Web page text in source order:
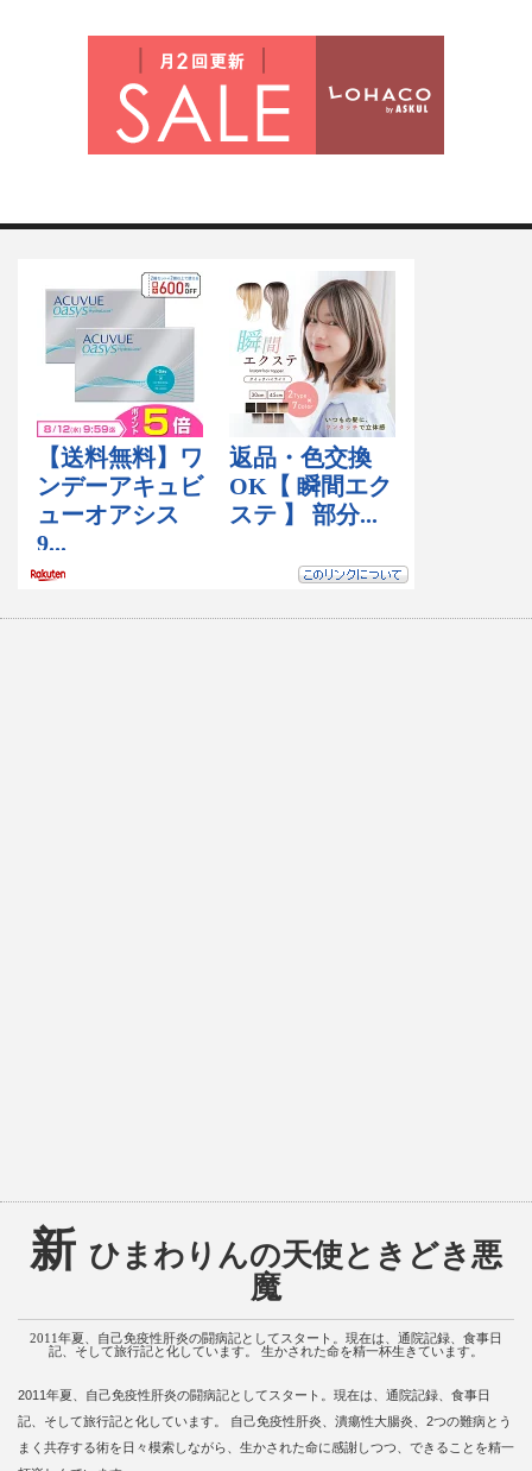
新 ひまわりんの天使ときどき悪
魔
2011年夏、自己免疫性肝炎の闘病記としてスタート。現在は、通院記録、食事日
記、そして旅行記と化しています。 生かされた命を精一杯生きています。
2011年夏、自己免疫性肝炎の闘病記としてスタート。現在は、通院記録、食事日
記、そして旅行記と化しています。 自己免疫性肝炎、潰瘍性大腸炎、2つの難病とう
まく共存する術を日々模索しながら、生かされた命に感謝しつつ、できることを精一